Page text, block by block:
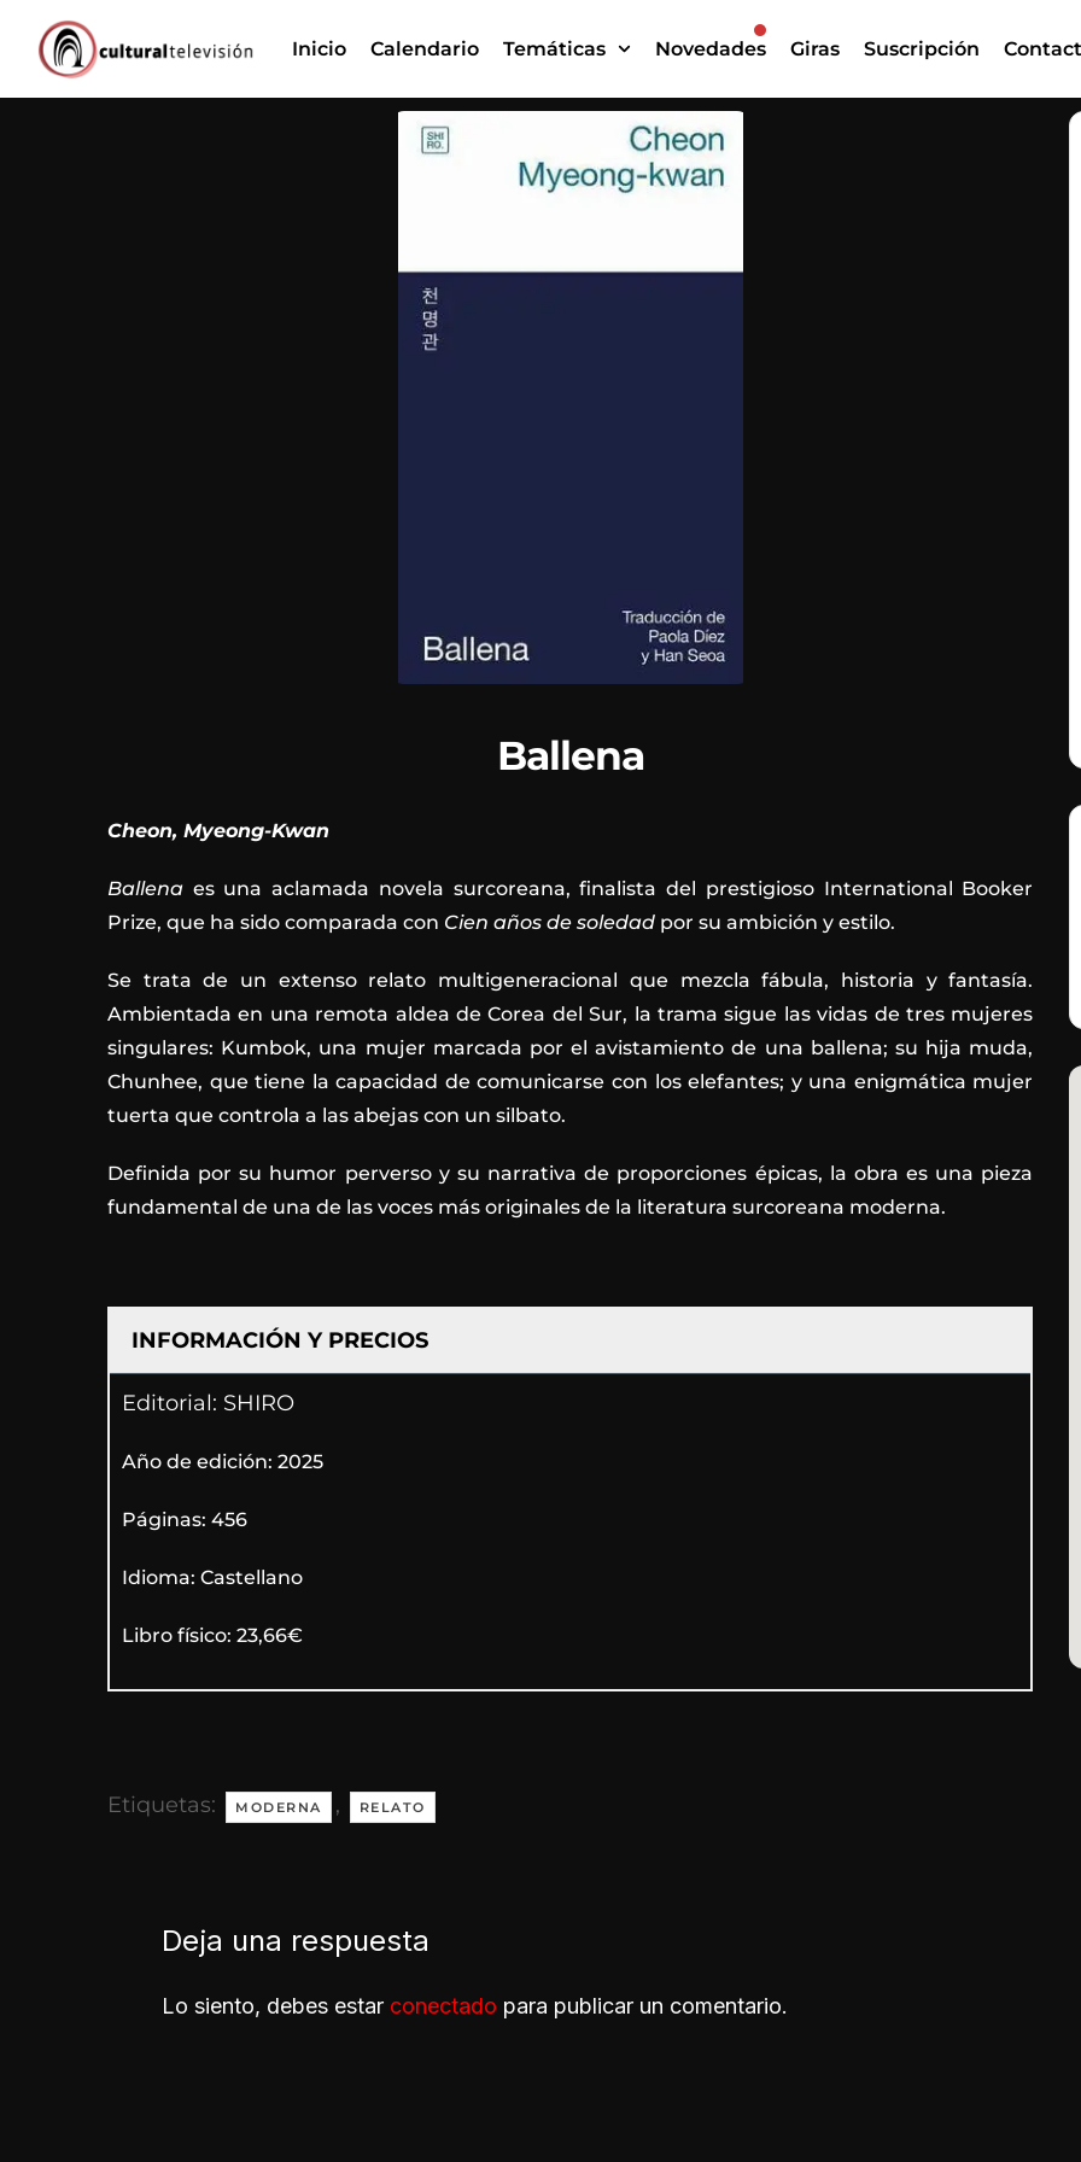
contenido
Inicio Calendario Temáticas Novedades Giras Suscripción
Ballena
Cheon, Myeong-Kwan
Ballena es una aclamada novela surcoreana, finalista del prestigioso International Booker
Prize, que ha sido comparada con Cien años de soledad por su ambición y estilo.
Se trata de un extenso relato multigeneracional que mezcla fábula, historia y fantasía.
Ambientada en una remota aldea de Corea del Sur, la trama sigue las vidas de tres mujeres
singulares: Kumbok, una mujer marcada por el avistamiento de una ballena; su hija muda,
Chunhee, que tiene la capacidad de comunicarse con los elefantes; y una enigmática mujer
tuerta que controla a las abejas con un silbato.
Definida por su humor perverso y su narrativa de proporciones épicas, la obra es una pieza
fundamental de una de las voces más originales de la literatura surcoreana moderna.
INFORMACIÓN Y PRECIOS
Editorial: SHIRO
Año de edición: 2025
Páginas: 456
Idioma: Castellano
Libro físico: 23,66€
Etiquetas: MODERNA , RELATO
Deja una respuesta
Lo siento, debes estar conectado para publicar un comentario.